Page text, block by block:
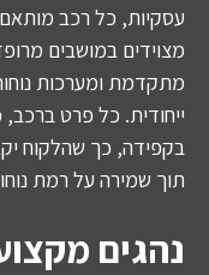
עסקיות, כל רכב
מצוידים במושבים
מתקדמת ומערכות
ייחודית. כל פרט ברכב,
בקפידה, כך שהלקוח
תוך שמירה על רמת
נהגים